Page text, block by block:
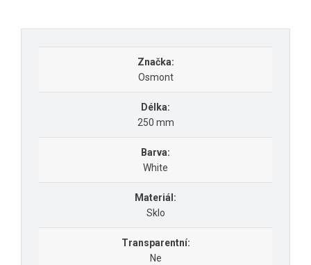
Značka:
Osmont
Délka:
250 mm
Barva:
White
Materiál:
Sklo
Transparentní:
Ne